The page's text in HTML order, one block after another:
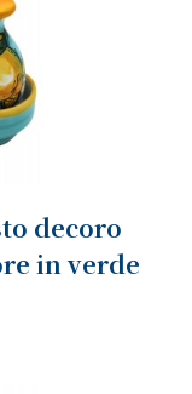
decoro
in verde